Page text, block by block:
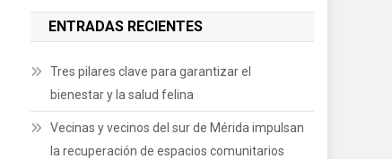
ENTRADAS RECIENTES
Tres pilares clave para garantizar el
bienestar y la salud felina
Vecinas y vecinos del sur de Mérida impulsan
la recuperación de espacios comunitarios